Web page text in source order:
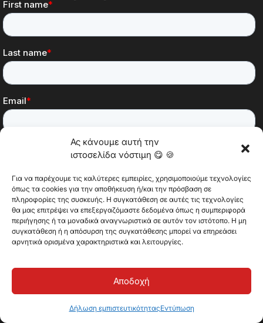
Ας κάνουμε αυτή την
ιστοσελίδα νόστιμη 😋 🍪
Για να παρέχουμε τις καλύτερες εμπειρίες, χρησιμοποιούμε τεχνολογίες
όπως τα cookies για την αποθήκευση ή/και την πρόσβαση σε
πληροφορίες της συσκευής. Η συγκατάθεση σε αυτές τις τεχνολογίες
θα μας επιτρέψει να επεξεργαζόμαστε δεδομένα όπως η συμπεριφορά
περιήγησης ή τα μοναδικά αναγνωριστικά σε αυτόν τον ιστότοπο. Η μη
συγκατάθεση ή η απόσυρση της συγκατάθεσης μπορεί να επηρεάσει
αρνητικά ορισμένα χαρακτηριστικά και λειτουργίες.
Αποδοχή
Δήλωση εμπιστευτικότηταςΕντύπωση